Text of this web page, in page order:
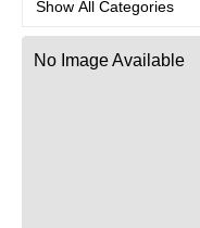
No Image Available